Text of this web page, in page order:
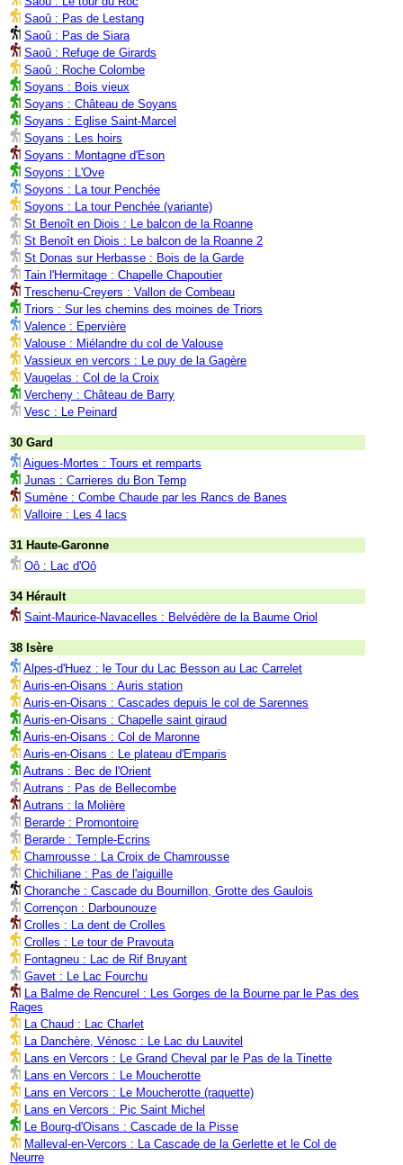
Saoû : Pas de Lestang
Saoû : Pas de Siara
Saoû : Refuge de Girards
Saoû : Roche Colombe
Soyans : Bois vieux
Soyans : Château de Soyans
Soyans : Eglise Saint-Marcel
Soyans : Les hoirs
Soyans : Montagne d'Eson
Soyons : L'Ove
Soyons : La tour Penchée
Soyons : La tour Penchée (variante)
St Benoît en Diois : Le balcon de la Roanne
St Benoît en Diois : Le balcon de la Roanne 2
St Donas sur Herbasse : Bois de la Garde
Tain l'Hermitage : Chapelle Chapoutier
Treschenu-Creyers : Vallon de Combeau
Triors : Sur les chemins des moines de Triors
Valence : Epervière
Valouse : Miélandre du col de Valouse
Vassieux en vercors : Le puy de la Gagère
Vaugelas : Col de la Croix
Vercheny : Château de Barry
Vesc : Le Peinard
30 Gard
Aigues-Mortes : Tours et remparts
Junas : Carrieres du Bon Temp
Sumène : Combe Chaude par les Rancs de Banes
Valloire : Les 4 lacs
31 Haute-Garonne
Oô : Lac d'Oô
34 Hérault
Saint-Maurice-Navacelles : Belvédère de la Baume Oriol
38 Isère
Alpes-d'Huez : le Tour du Lac Besson au Lac Carrelet
Auris-en-Oisans : Auris station
Auris-en-Oisans : Cascades depuis le col de Sarennes
Auris-en-Oisans : Chapelle saint giraud
Auris-en-Oisans : Col de Maronne
Auris-en-Oisans : Le plateau d'Emparis
Autrans : Bec de l'Orient
Autrans : Pas de Bellecombe
Autrans : la Molière
Berarde : Promontoire
Berarde : Temple-Ecrins
Chamrousse : La Croix de Chamrousse
Chichiliane : Pas de l'aiguille
Choranche : Cascade du Bournillon, Grotte des Gaulois
Corrençon : Darbounouze
Crolles : La dent de Crolles
Crolles : Le tour de Pravouta
Fontagneu : Lac de Rif Bruyant
Gavet : Le Lac Fourchu
La Balme de Rencurel : Les Gorges de la Bourne par le Pas des
Rages
La Chaud : Lac Charlet
La Danchère, Vénosc : Le Lac du Lauvitel
Lans en Vercors : Le Grand Cheval par le Pas de la Tinette
Lans en Vercors : Le Moucherotte
Lans en Vercors : Le Moucherotte (raquette)
Lans en Vercors : Pic Saint Michel
Le Bourg-d'Oisans : Cascade de la Pisse
Malleval-en-Vercors : La Cascade de la Gerlette et le Col de
Neurre